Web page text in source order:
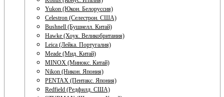
Yukon (Юкон. Белоруссия)
Celestron (Селестрон. США)
Bushnell (Бушнелл. Китай)
Hawke (Хоук. Великобритания)
Leica (Лейка. Португалия)
Meade (Мид. Китай)
MINOX (Минокс. Китай)
Nikon (Никон. Япония)
PENTAX (Пентакс. Япония)
Redfield (Редфилд. США)